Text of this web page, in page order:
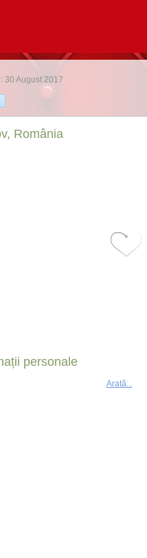
30 August 2017
România
personale
Arată...